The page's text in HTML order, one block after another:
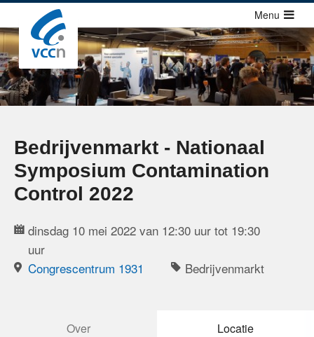
Sla
links
over
Jump
to
to
main
content
Menu
Bedrijvenmarkt - Nationaal
Symposium Contamination
Control 2022
dinsdag 10 mei 2022 van 12:30 uur tot 19:30
uur
Congrescentrum 1931
Bedrijvenmarkt
Over Locatie
Cursussen
Congressen
Congressen
Publicaties